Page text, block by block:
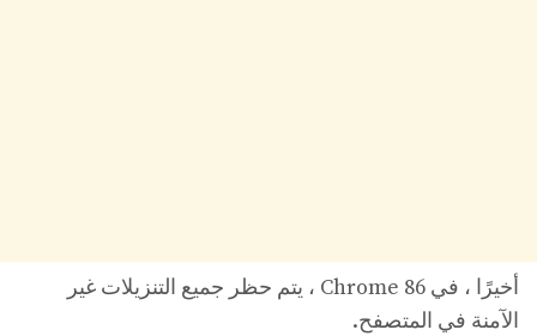
أخيرًا ، في Chrome 86 ، يتم حظر جميع التنزيلات غير
الآمنة في المتصفح.